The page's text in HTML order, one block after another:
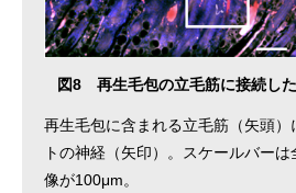
図8 再生毛包の立毛筋に接続し
再生毛包に含まれる立毛筋（矢頭
トの神経（矢印）。スケールバー
像が100μm。